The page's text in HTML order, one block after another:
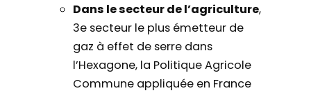
Dans le secteur de l’agriculture,
3e secteur le plus émetteur de
gaz à effet de serre dans
l’Hexagone, la Politique Agricole
Commune appliquée en France